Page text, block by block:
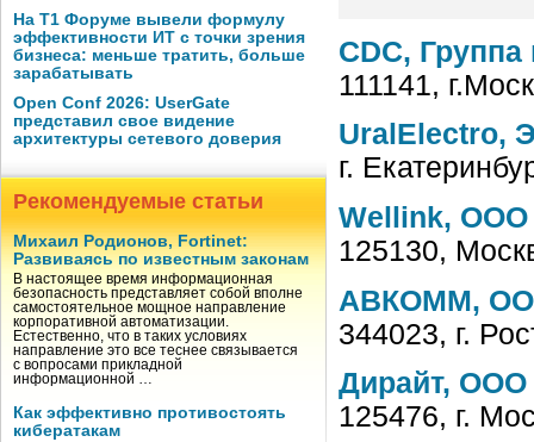
На Т1 Форуме вывели формулу
эффективности ИТ с точки зрения
бизнеса: меньше тратить, больше
зарабатывать
Open Conf 2026: UserGate
представил свое видение
архитектуры сетевого доверия
Рекомендуемые статьи
Михаил Родионов, Fortinet:
Развиваясь по известным законам
В настоящее время информационная
безопасность представляет собой вполне
самостоятельное мощное направление
корпоративной автоматизации.
Естественно, что в таких условиях
направление это все теснее связывается
с вопросами прикладной
информационной …
Как эффективно противостоять
кибератакам
CDC,
111141,
UralElectro,
г.
Wellink, ООО
125130,
АВКОММ,
344023, г.
Дирайт, ООО
125476, г.